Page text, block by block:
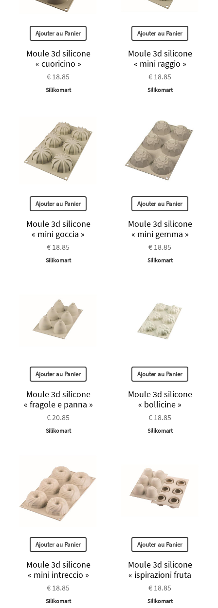
Ajouter au Panier
Moule 3d silicone
« cuoricino »
€ 18.85
Silikomart
Ajouter au Panier
Moule 3d silicone
« mini raggio »
€ 18.85
Silikomart
Ajouter au Panier
Moule 3d silicone
« mini goccia »
€ 18.85
Silikomart
Ajouter au Panier
Moule 3d silicone
« mini gemma »
€ 18.85
Silikomart
Ajouter au Panier
Moule 3d silicone
« fragole e panna »
€ 20.85
Silikomart
Ajouter au Panier
Moule 3d silicone
« bollicine »
€ 18.85
Silikomart
Ajouter au Panier
Moule 3d silicone
« mini intreccio »
€ 18.85
Silikomart
Ajouter au Panier
Moule 3d silicone
« ispirazioni fruta
€ 18.85
Silikomart